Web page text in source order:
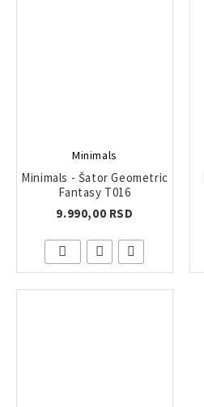
Minimals
Minimals - Šator Geometric
Fantasy T016
9.990,00 RSD